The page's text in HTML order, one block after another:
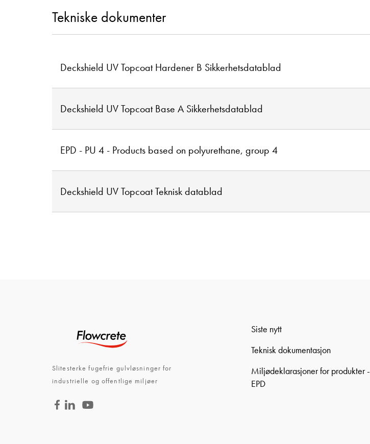
Tekniske dokumenter
Deckshield UV Topcoat Hardener B Sikkerhetsdatablad
Deckshield UV Topcoat Base A Sikkerhetsdatablad
EPD - PU 4 - Products based on polyurethane, group 4
Deckshield UV Topcoat Teknisk datablad
Slitesterke fugefrie gulvløsninger for
industrielle og offentlige miljøer
Siste nytt
Teknisk dokumentasjon
Miljødeklarasjoner for produkter -
EPD